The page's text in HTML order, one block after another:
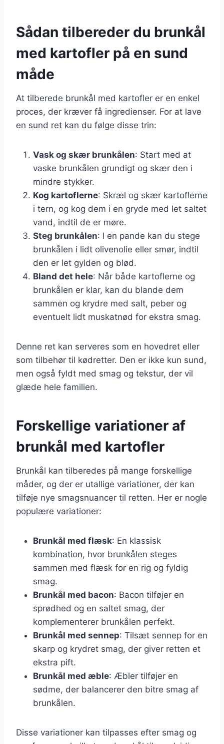
Sådan tilbereder du brunkål
med kartofler på en sund
måde
At tilberede brunkål med kartofler er en enkel
proces, der kræver få ingredienser. For at lave
en sund ret kan du følge disse trin:
Vask og skær brunkålen: Start med at
vaske brunkålen grundigt og skær den i
mindre stykker.
Kog kartoflerne: Skræl og skær kartoflerne
i tern, og kog dem i en gryde med let saltet
vand, indtil de er møre.
Steg brunkålen: I en pande kan du stege
brunkålen i lidt olivenolie eller smør, indtil
den er let gylden og blød.
Bland det hele: Når både kartoflerne og
brunkålen er klar, kan du blande dem
sammen og krydre med salt, peber og
eventuelt lidt muskatnød for ekstra smag.
Denne ret kan serveres som en hovedret eller
som tilbehør til kødretter. Den er ikke kun sund,
men også fyldt med smag og tekstur, der vil
glæde hele familien.
Forskellige variationer af
brunkål med kartofler
Brunkål kan tilberedes på mange forskellige
måder, og der er utallige variationer, der kan
tilføje nye smagsnuancer til retten. Her er nogle
populære variationer:
Brunkål med flæsk: En klassisk
kombination, hvor brunkålen steges
sammen med flæsk for en rig og fyldig
smag.
Brunkål med bacon: Bacon tilføjer en
sprødhed og en saltet smag, der
komplementerer brunkålen perfekt.
Brunkål med sennep: Tilsæt sennep for en
skarp og krydret smag, der giver retten et
ekstra pift.
Brunkål med æble: Æbler tilføjer en
sødme, der balancerer den bitre smag af
brunkålen.
Disse variationer kan tilpasses efter smag og